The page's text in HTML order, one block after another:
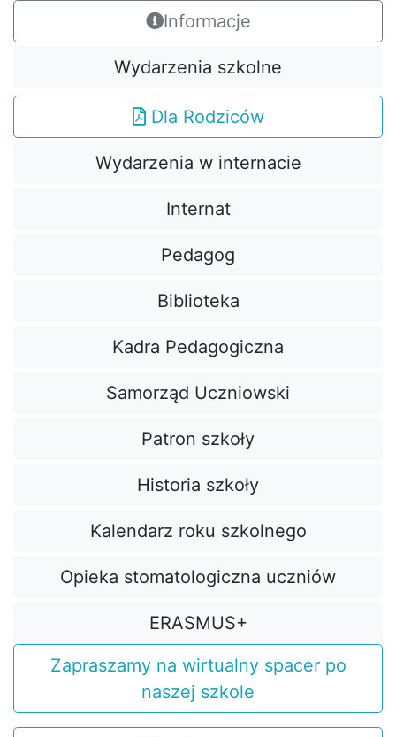
Informacje
Wydarzenia szkolne
Dla Rodziców
Wydarzenia w internacie
Internat
Pedagog
Biblioteka
Kadra Pedagogiczna
Samorząd Uczniowski
Patron szkoły
Historia szkoły
Kalendarz roku szkolnego
Opieka stomatologiczna uczniów
ERASMUS+
Zapraszamy na wirtualny spacer po
naszej szkole